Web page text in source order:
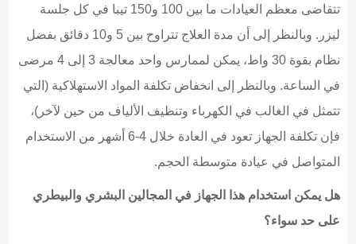
تتقاضى معظم العيادات ما بين 100 و150 تيبا في كل جلسة
ليزر. وبالنظر إلى أن مدة العلاج تتراوح بين 5 و10 دقائق بفضل
نظام بقوة 30 واط، يمكن لممارس واحد معالجة 3 إلى 4 مرضى
في الساعة. وبالنظر إلى انخفاض تكلفة المواد الاستهلاكية (التي
تتمثل في الغالب في الكهرباء وتنظيف الألياف من حين لآخر)،
فإن تكلفة الجهاز تعود في العادة خلال 4-6 أشهر من الاستخدام
المتواصل في عيادة متوسطة الحجم.
هل يمكن استخدام هذا الجهاز في المجالين البشري والبيطري
على حد سواء؟